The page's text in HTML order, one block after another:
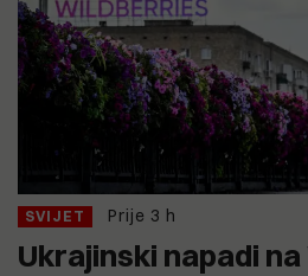
SVIJET Prije 3 h
Ukrajinski napadi